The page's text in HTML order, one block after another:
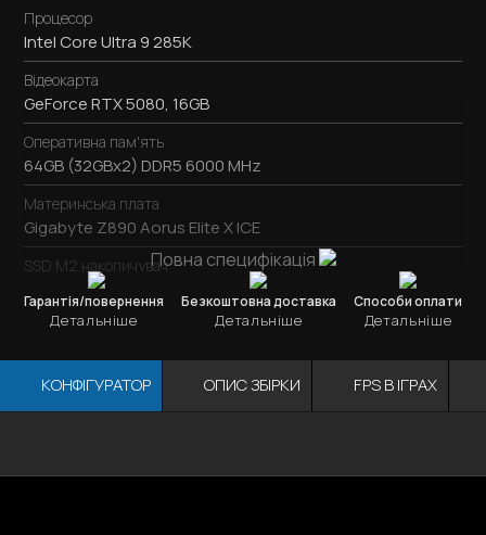
Процесор
Intel Core Ultra 9 285K
Відеокарта
GeForce RTX 5080, 16GB
Оперативна пам'ять
64GB (32GBx2) DDR5 6000 MHz
Материнська плата
Gigabyte Z890 Aorus Elite X ICE
SSD M2 накопичувач
SSD M.2 2TB / Samsung 990 PRO
Охолодження процесора
Блок живлення
1000W / Asus TUF GAMING 1000G
Be Quiet! Light Base 600
Повна специфікація
Гарантія/повернення
Детальніше
Безкоштовна доставка
Детальніше
Способи оплати
Детальніше
КОНФІГУРАТОР ОПИС ЗБІРКИ FPS В ІГРАХ